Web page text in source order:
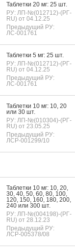
Таб­летки 20 мг: 25 шт.
РУ: ЛП-№(012712)-(РГ-
RU) от 04.12.25
Предыдущий РУ:
ЛС-001761
Таб­летки 5 мг: 25 шт.
РУ: ЛП-№(012712)-(РГ-
RU) от 04.12.25
Предыдущий РУ:
ЛС-001761
Таб­летки 10 мг: 10, 20
или 30 шт.
РУ: ЛП-№(010304)-(РГ-
RU) от 23.05.25
Предыдущий РУ:
ЛСР-001299/10
Таб­летки 10 мг: 10, 20,
30, 40, 50, 60, 80, 100,
120, 150, 160, 180, 200,
240 или 300 шт.
РУ: ЛП-№(004198)-(РГ-
RU) от 28.12.23
Предыдущий РУ:
ЛСР-005378/08